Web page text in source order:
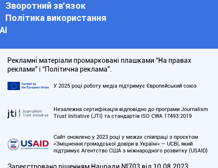
Зворотний зв'язок
Політика використання
АІ
Рекламні матеріали промарковані плашками “На правах
реклами” і “Політична реклама”.
У 2025 році роботу медіа підтримує Європейський союз
Незалежна сертифікація відповідно до програми Journalism
Trust Initiative (JTI) та стандартів ISO CWA 17493:2019
Сайт оновлено у 2023 році у межах співпраці з проєктом
«Зміцнення громадської довіри в Україні» — UCBI, який
підтримує Агентство США з міжнародного розвитку (USAID)